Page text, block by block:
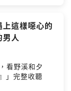
若你有靈異
Firstory
如說，這件事
狀態時；我
就來説説這
告訴我你對
這樣噁心的
人
看野溪和夕
」完整收聽